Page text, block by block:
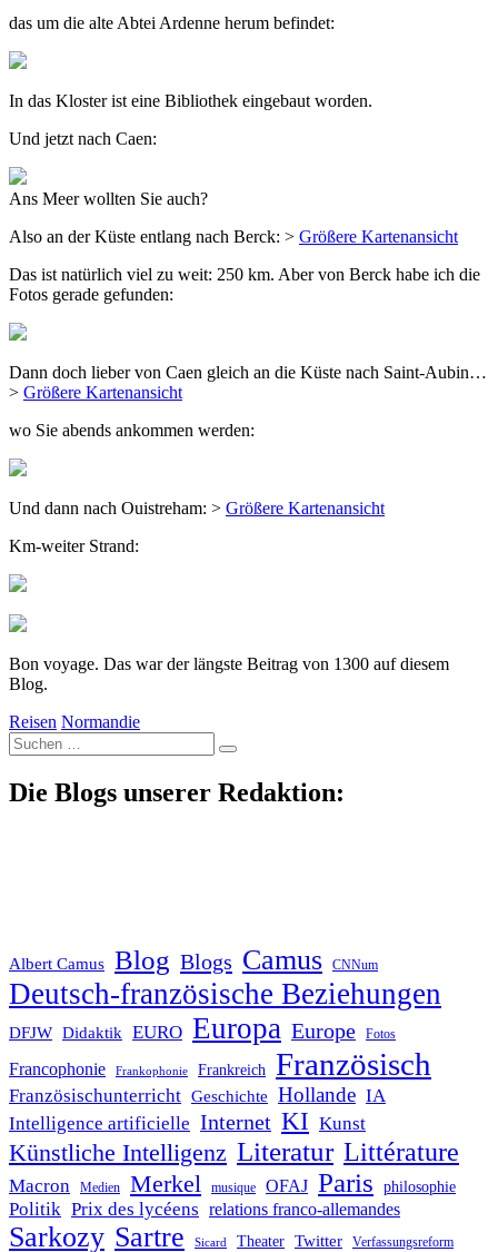
das um die alte Abtei Ardenne herum befindet:
In das Kloster ist eine Bibliothek eingebaut worden.
Und jetzt nach Caen:
Ans Meer wollten Sie auch?
Also an der Küste entlang nach Berck: > Größere Kartenansicht
Das ist natürlich viel zu weit: 250 km. Aber von Berck habe ich die
Fotos gerade gefunden:
Dann doch lieber von Caen gleich an die Küste nach Saint-Aubin…
> Größere Kartenansicht
wo Sie abends ankommen werden:
Und dann nach Ouistreham: > Größere Kartenansicht
Km-weiter Strand:
Bon voyage. Das war der längste Beitrag von 1300 auf diesem
Blog.
Reisen Normandie
Suche
nach:
Die Blogs unserer Redaktion:
Albert Camus Blog Blogs Camus CNNum
Deutsch-französische Beziehungen
DFJW Didaktik EURO Europa Europe Fotos
Francophonie Frankophonie Frankreich Französisch
Französischunterricht Geschichte Hollande IA
Intelligence artificielle Internet KI Kunst
Künstliche Intelligenz Literatur Littérature
Macron Medien Merkel musique OFAJ Paris philosophie
Politik Prix des lycéens relations franco-allemandes
Sarkozy Sartre Sicard Theater Twitter Verfassungsreform